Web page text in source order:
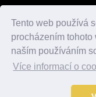
Tento web používá
procházením
naším používáním
Více informací o
Data o